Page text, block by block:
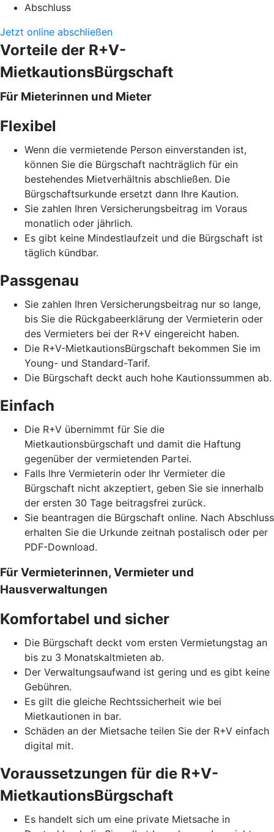
Abschluss
Jetzt online abschließen
Vorteile der R+V-
MietkautionsBürgschaft
Für Mieterinnen und Mieter
Flexibel
Wenn die vermietende Person einverstanden ist,
können Sie die Bürgschaft nachträglich für ein
bestehendes Mietverhältnis abschließen. Die
Bürgschaftsurkunde ersetzt dann Ihre Kaution.
Sie zahlen Ihren Versicherungsbeitrag im Voraus
monatlich oder jährlich.
Es gibt keine Mindestlaufzeit und die Bürgschaft ist
täglich kündbar.
Passgenau
Sie zahlen Ihren Versicherungsbeitrag nur so lange,
bis Sie die Rückgabeerklärung der Vermieterin oder
des Vermieters bei der R+V eingereicht haben.
Die R+V-MietkautionsBürgschaft bekommen Sie im
Young- und Standard-Tarif.
Die Bürgschaft deckt auch hohe Kautionssummen ab.
Einfach
Die R+V übernimmt für Sie die
Mietkautionsbürgschaft und damit die Haftung
gegenüber der vermietenden Partei.
Falls Ihre Vermieterin oder Ihr Vermieter die
Bürgschaft nicht akzeptiert, geben Sie sie innerhalb
der ersten 30 Tage beitragsfrei zurück.
Sie beantragen die Bürgschaft online. Nach Abschluss
erhalten Sie die Urkunde zeitnah postalisch oder per
PDF-Download.
Für Vermieterinnen, Vermieter und
Hausverwaltungen
Komfortabel und sicher
Die Bürgschaft deckt vom ersten Vermietungstag an
bis zu 3 Monatskaltmieten ab.
Der Verwaltungsaufwand ist gering und es gibt keine
Gebühren.
Es gilt die gleiche Rechtssicherheit wie bei
Mietkautionen in bar.
Schäden an der Mietsache teilen Sie der R+V einfach
digital mit.
Voraussetzungen für die R+V-
MietkautionsBürgschaft
Es handelt sich um eine private Mietsache in